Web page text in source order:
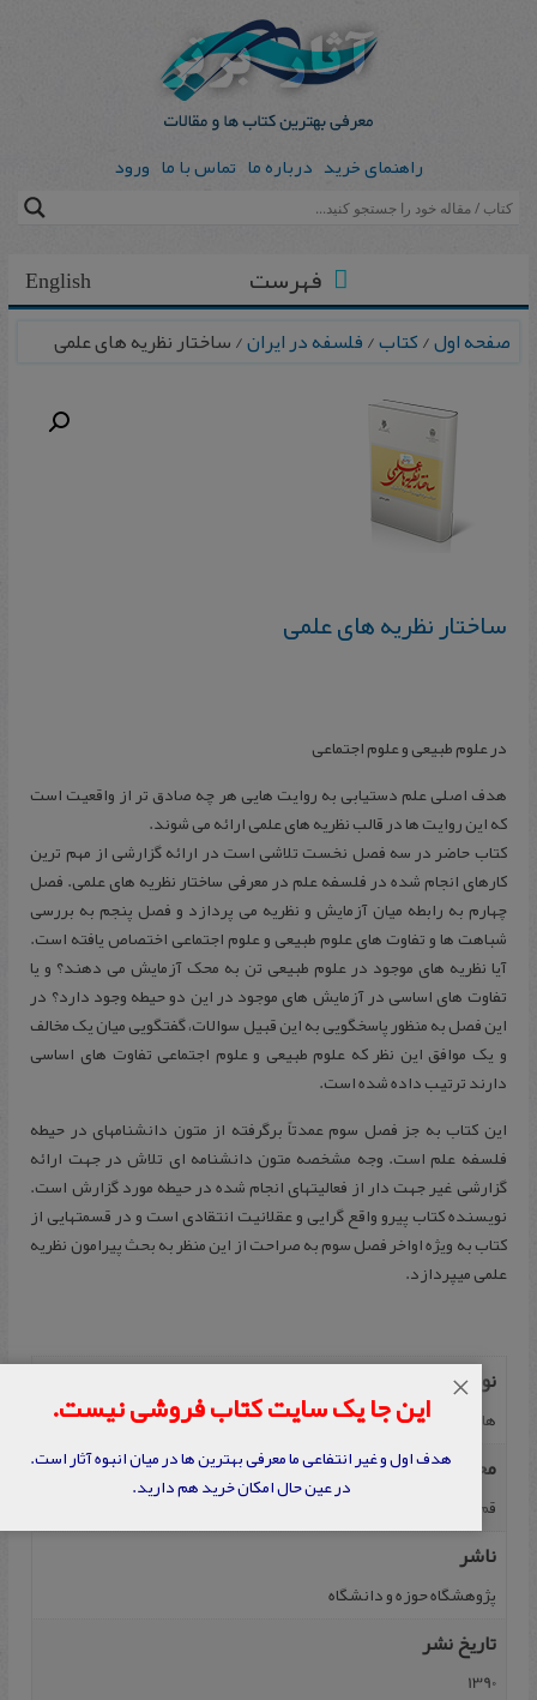
راهنمای خرید درباره ما تماس با ما ورود
English فهرست
صفحه اول/کتاب/فلسفه در ایران/ ساختار نظریه های علمی
ساختار نظریه های علمی
در علوم طبیعی و علوم اجتماعی
هدف اصلی علم دستیابی به روایت هایی هر چه صادق تر از واقعیت است
که این روایت ها در قالب نظریه های علمی ارائه می شوند.
کتاب حاضر در سه فصل نخست تلاشی است در ارائه گزارشی از مهم ترین
کارهای انجام شده در فلسفه علم در معرفی ساختار نظریه های علمی. فصل
چهارم به رابطه میان آزمایش و نظریه می پردازد و فصل پنجم به بررسی
شباهت ها و تفاوت های علوم طبیعی و علوم اجتماعی اختصاص یافته است.
آیا نظریه های موجود در علوم طبیعی تن به محک آزمایش می دهند؟ و یا
تفاوت های اساسی در آزمایش های موجود در این دو حیطه وجود دارد؟ در
این فصل به منظور پاسخگویی به این قبیل سوالات، گفتگویی میان یک مخالف
و یک موافق این نظر که علوم طبیعی و علوم اجتماعی تفاوت های اساسی
دارند ترتیب داده شده است.
این کتاب به جز فصل سوم عمدتاً برگرفته از متون دانشنامه‎ای در حیطه
فلسفه علم است. وجه مشخصه متون دانشنامه‏ ای تلاش در جهت ارائه
گزارشی غیر جهت‏ دار از فعالیتهای انجام شده در حیطه مورد گزارش است.
نویسنده کتاب پیرو واقع گرایی و عقلانیت انتقادی است و در قسمتهایی از
علمی می‏پردازد.
نویسنده
هادی صمدی
محل نشر
قم
ناشر
پژوهشگاه حوزه و دانشگاه
تاریخ نشر
1390
این جا یک سایت کتاب فروشی نیست.
هدف اول و غیر انتفاعی ما معرفی بهترین ها در میان انبوه آثار است.
در عین حال امکان خرید هم دارید.
×